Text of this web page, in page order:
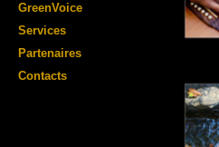
GreenVoice
Services
Partenaires
Contacts